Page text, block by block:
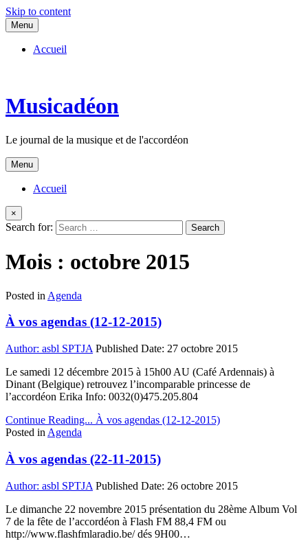
Skip to content
Menu
Accueil
Musicadéon
Le journal de la musique et de l'accordéon
Menu
Accueil
×
Search for:
Mois : octobre 2015
Posted in Agenda
À vos agendas (12-12-2015)
Author: asbl SPTJA Published Date: 27 octobre 2015
Le samedi 12 décembre 2015 à 15h00 AU (Café Ardennais) à
Dinant (Belgique) retrouvez l’incomparable princesse de
l’accordéon Erika Info: 0032(0)475.205.804
Continue Reading... À vos agendas (12-12-2015)
Posted in Agenda
À vos agendas (22-11-2015)
Author: asbl SPTJA Published Date: 26 octobre 2015
Le dimanche 22 novembre 2015 présentation du 28ème Album Vol
7 de la fête de l’accordéon à Flash FM 88,4 FM ou
http://www.flashfmlaradio.be/ dés 9H00…